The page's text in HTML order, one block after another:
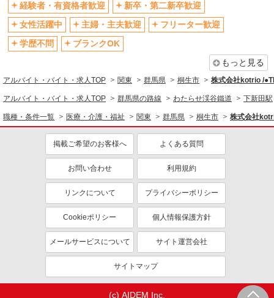
ティブなど）あり
制服貸与
研修制度あり
資格取得支援制度あり
医療・介護・福祉
介護職・ヘルパー
同じ特徴から求人を探す
ミドル（40代～）活躍中
ボーナス・賞与あり
車通勤OK
交通費支給
社会保険あり
産休・育休取得実績あり
経験者・有資格者歓迎
新卒・第二新卒歓迎
女性活躍中
主婦・主夫歓迎
フリーター歓迎
学歴不問
ブランクOK
もっと見る
アルバイト・バイト・求人TOP 関東 群馬県 桐生市 株式会社kotrio /
アルバイト・バイト・求人TOP 群馬県の路線 わたらせ渓谷鐵道 下新田駅
職種・条件一覧 医療・介護・福祉 関東 群馬県 桐生市 株式会社
掲載ご希望のお客様へ よくある質問
お問い合わせ 利用規約
リンクについて プライバシーポリシー
Cookieポリシー 個人情報保護方針
メールサービスについて サイト運営会社
サイトマップ
(c) AIDEM Inc.